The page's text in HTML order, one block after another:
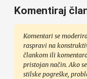
Komentiraj
Komentari se
raspravi na
člankom ili
pristojan način. Ako
stilske pogreške,